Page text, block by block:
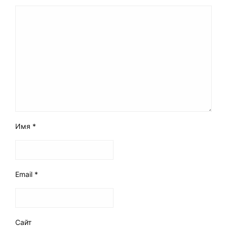
Имя *
Email *
Сайт